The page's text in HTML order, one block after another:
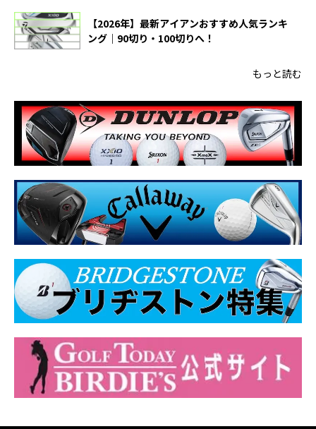
【2026年】最新アイアンおすすめ人気ランキ
ング｜90切り・100切りへ！
もっと読む